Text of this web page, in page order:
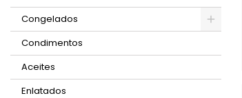
Congelados
Condimentos
Aceites
Enlatados